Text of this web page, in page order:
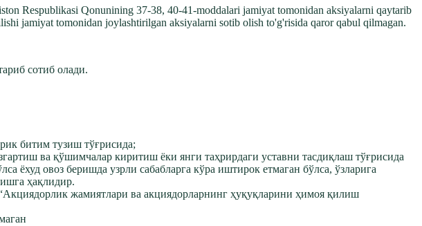
Respublikasi Qonunining 37-38, 40-41-moddalari jamiyat tomonidan aksiyalarni qaytarib
jamiyat tomonidan joylashtirilgan aksiyalarni sotib olish to'g'risida qaror qabul qilmagan.
сотиб олади.
битим тузиш тўғрисида;
ва қўшимчалар киритиш ёки янги таҳрирдаги уставни тасдиқлаш тўғрисида
ёхуд овоз беришда узрли сабабларга кўра иштирок етмаган бўлса, ўзларига
ҳақлидир.
жамиятлари ва акциядорларнинг ҳуқуқларини ҳимоя қилиш